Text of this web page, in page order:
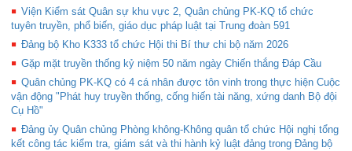
Viện Kiểm sát Quân sự khu vực 2, Quân chủng PK-KQ tổ chức
tuyên truyền, phổ biến, giáo dục pháp luật tại Trung đoàn 591
Đảng bộ Kho K333 tổ chức Hội thi Bí thư chi bộ năm 2026
Gặp mặt truyền thống kỷ niệm 50 năm ngày Chiến thắng Đáp Cầu
Quân chủng PK-KQ có 4 cá nhân được tôn vinh trong thực hiện Cuộc
vận động "Phát huy truyền thống, cống hiến tài năng, xứng danh Bộ đội
Cụ Hồ"
Đảng ủy Quân chủng Phòng không-Không quân tổ chức Hội nghị tổng
kết công tác kiểm tra, giám sát và thi hành kỷ luật đảng trong Đảng bộ